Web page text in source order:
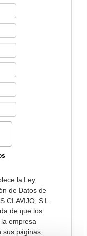
la Ley
de Datos de
CLAVIJO, S.L.
de que los
empresa
páginas,